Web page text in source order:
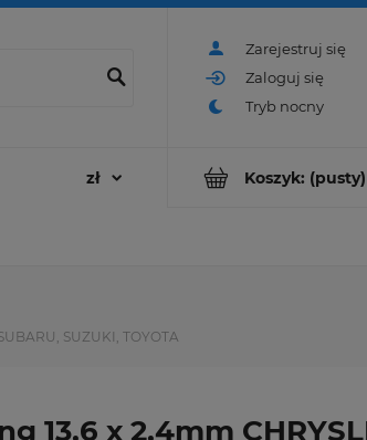
Zarejestruj się
Zaloguj się
Koszyk: (pusty)
SUZUKI, TOYOTA
13,6 x 2,4mm